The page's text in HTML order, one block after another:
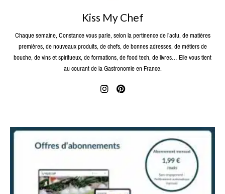
Kiss My Chef
Chaque semaine, Constance vous parle, selon la pertinence de l’actu, de matières
premières, de nouveaux produits, de chefs, de bonnes adresses, de métiers de
bouche, de vins et spiritueux, de formations, de food tech, de livres… Elle vous tient
au courant de la Gastronomie en France.